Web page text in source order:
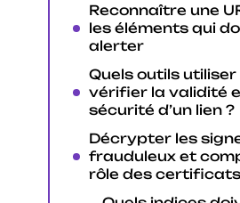
Reconnaître une
les éléments qui
alerter
Quels outils
vérifier la validité
sécurité d’un lien ?
Décrypter les
frauduleux et
rôle des certificats